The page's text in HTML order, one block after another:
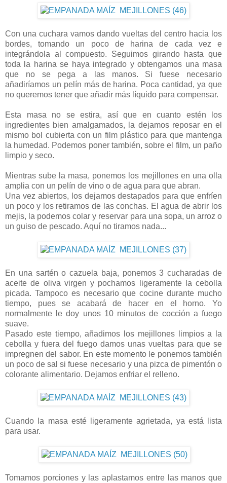
Con una cuchara vamos dando vueltas del centro hacia los
bordes, tomando un poco de harina de cada vez e
integrándola al compuesto. Seguimos girando hasta que
toda la harina se haya integrado y obtengamos una masa
que no se pega a las manos. Si fuese necesario
añadiríamos un pelín más de harina. Poca cantidad, ya que
no queremos tener que añadir más líquido para compensar.
Esta masa no se estira, así que en cuanto estén los
ingredientes bien amalgamados, la dejamos reposar en el
mismo bol cubierta con un film plástico para que mantenga
la humedad. Podemos poner también, sobre el film, un paño
limpio y seco.
Mientras sube la masa, ponemos los mejillones en una olla
amplia con un pelín de vino o de agua para que abran.
Una vez abiertos, los dejamos destapados para que enfríen
un poco y los retiramos de las conchas. El agua de abrir los
mejis, la podemos colar y reservar para una sopa, un arroz o
un guiso de pescado. Aquí no tiramos nada...
En una sartén o cazuela baja, ponemos 3 cucharadas de
aceite de oliva virgen y pochamos ligeramente la cebolla
picada. Tampoco es necesario que cocine durante mucho
tiempo, pues se acabará de hacer en el horno. Yo
normalmente le doy unos 10 minutos de cocción a fuego
suave.
Pasado este tiempo, añadimos los mejillones limpios a la
cebolla y fuera del fuego damos unas vueltas para que se
impregnen del sabor. En este momento le ponemos también
un poco de sal si fuese necesario y una pizca de pimentón o
colorante alimentario. Dejamos enfriar el relleno.
Cuando la masa esté ligeramente agrietada, ya está lista
para usar.
Tomamos porciones y las aplastamos entre las manos que